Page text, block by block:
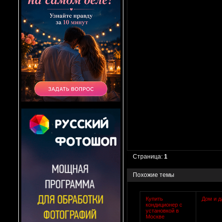
Страница:1
Похожие темы
Купить
кондиционер с
установкой в
Москве
Дом и